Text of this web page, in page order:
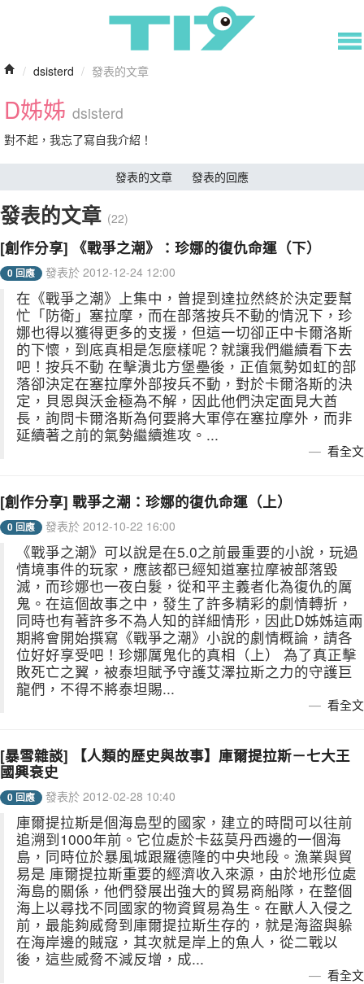
/ dsisterd / 發表的文章
D姊姊 dsisterd
對不起，我忘了寫自我介紹！
發表的文章 發表的回應
發表的文章 (22)
[創作分享] 《戰爭之潮》：珍娜的復仇命運（下）
0 回應 發表於 2012-12-24 12:00
在《戰爭之潮》上集中，曾提到達拉然終於決定要幫
忙「防衛」塞拉摩，而在部落按兵不動的情況下，珍
娜也得以獲得更多的支援，但這一切卻正中卡爾洛斯
的下懷，到底真相是怎麼樣呢？就讓我們繼續看下去
吧！按兵不動 在擊潰北方堡壘後，正值氣勢如虹的部
落卻決定在塞拉摩外部按兵不動，對於卡爾洛斯的決
定，貝恩與沃金極為不解，因此他們決定面見大酋
長，詢問卡爾洛斯為何要將大軍停在塞拉摩外，而非
延續著之前的氣勢繼續進攻。...
看全文
[創作分享] 戰爭之潮：珍娜的復仇命運（上）
0 回應 發表於 2012-10-22 16:00
《戰爭之潮》可以說是在5.0之前最重要的小說，玩過
情境事件的玩家，應該都已經知道塞拉摩被部落毀
滅，而珍娜也一夜白髮，從和平主義者化為復仇的厲
鬼。在這個故事之中，發生了許多精彩的劇情轉折，
同時也有著許多不為人知的詳細情形，因此D姊姊這兩
期將會開始撰寫《戰爭之潮》小說的劇情概論，請各
位好好享受吧！珍娜厲鬼化的真相（上） 為了真正擊
敗死亡之翼，被泰坦賦予守護艾澤拉斯之力的守護巨
龍們，不得不將泰坦賜...
看全文
[暴雪雜談] 【人類的歷史與故事】庫爾提拉斯－七大王
國興衰史
0 回應 發表於 2012-02-28 10:40
庫爾提拉斯是個海島型的國家，建立的時間可以往前
追溯到1000年前。它位處於卡茲莫丹西邊的一個海
島，同時位於暴風城跟羅德隆的中央地段。漁業與貿
易是 庫爾提拉斯重要的經濟收入來源，由於地形位處
海島的關係，他們發展出強大的貿易商船隊，在整個
海上以尋找不同國家的物資貿易為生。在獸人入侵之
前，最能夠威脅到庫爾提拉斯生存的，就是海盜與躲
在海岸邊的賊寇，其次就是岸上的魚人，從二戰以
後，這些威脅不減反增，成...
看全文